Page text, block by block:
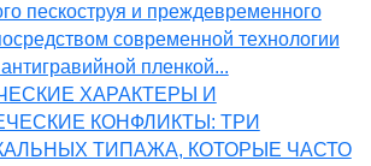
пескоструя и преждевременного
современной технологии
пленкой...
ХАРАКТЕРЫ И
КОНФЛИКТЫ: ТРИ
ТИПАЖА, КОТОРЫЕ ЧАСТО